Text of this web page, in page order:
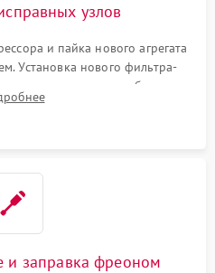
узлов
и пайка нового агрегата
Установка нового фильтра-
вентиляторов обдува,
дверных петель.
и заправка фреоном